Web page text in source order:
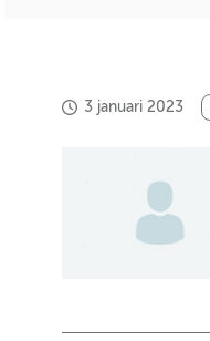
3 januari 2023